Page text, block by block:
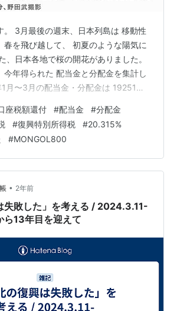
。 3月最後の週末、日本列島は 移動性
春を飛び越して、 初夏のような陽気に
、日本各地で桜の開花がありました。
今年得られた 配当金と分配金を集計し
月〜3月の配当金・分配金は 19251円
ています。 さて、配当金等を集計して
税額還付」なる表示があります。 地方
別々に表示されています。 「特定口
いて調べました。 特定口座（源泉徴収
おいて 損失が発生し今年度の通算損
座税額還付 #配当金 #分配金
#復興特別所得税 #20.315%
#MONGOL800
• 2年前
失敗した」を考える / 2024.3.11-
ら13年目を迎えて